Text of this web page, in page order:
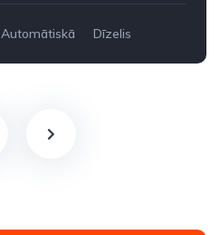
Automātiskā
Dīzelis